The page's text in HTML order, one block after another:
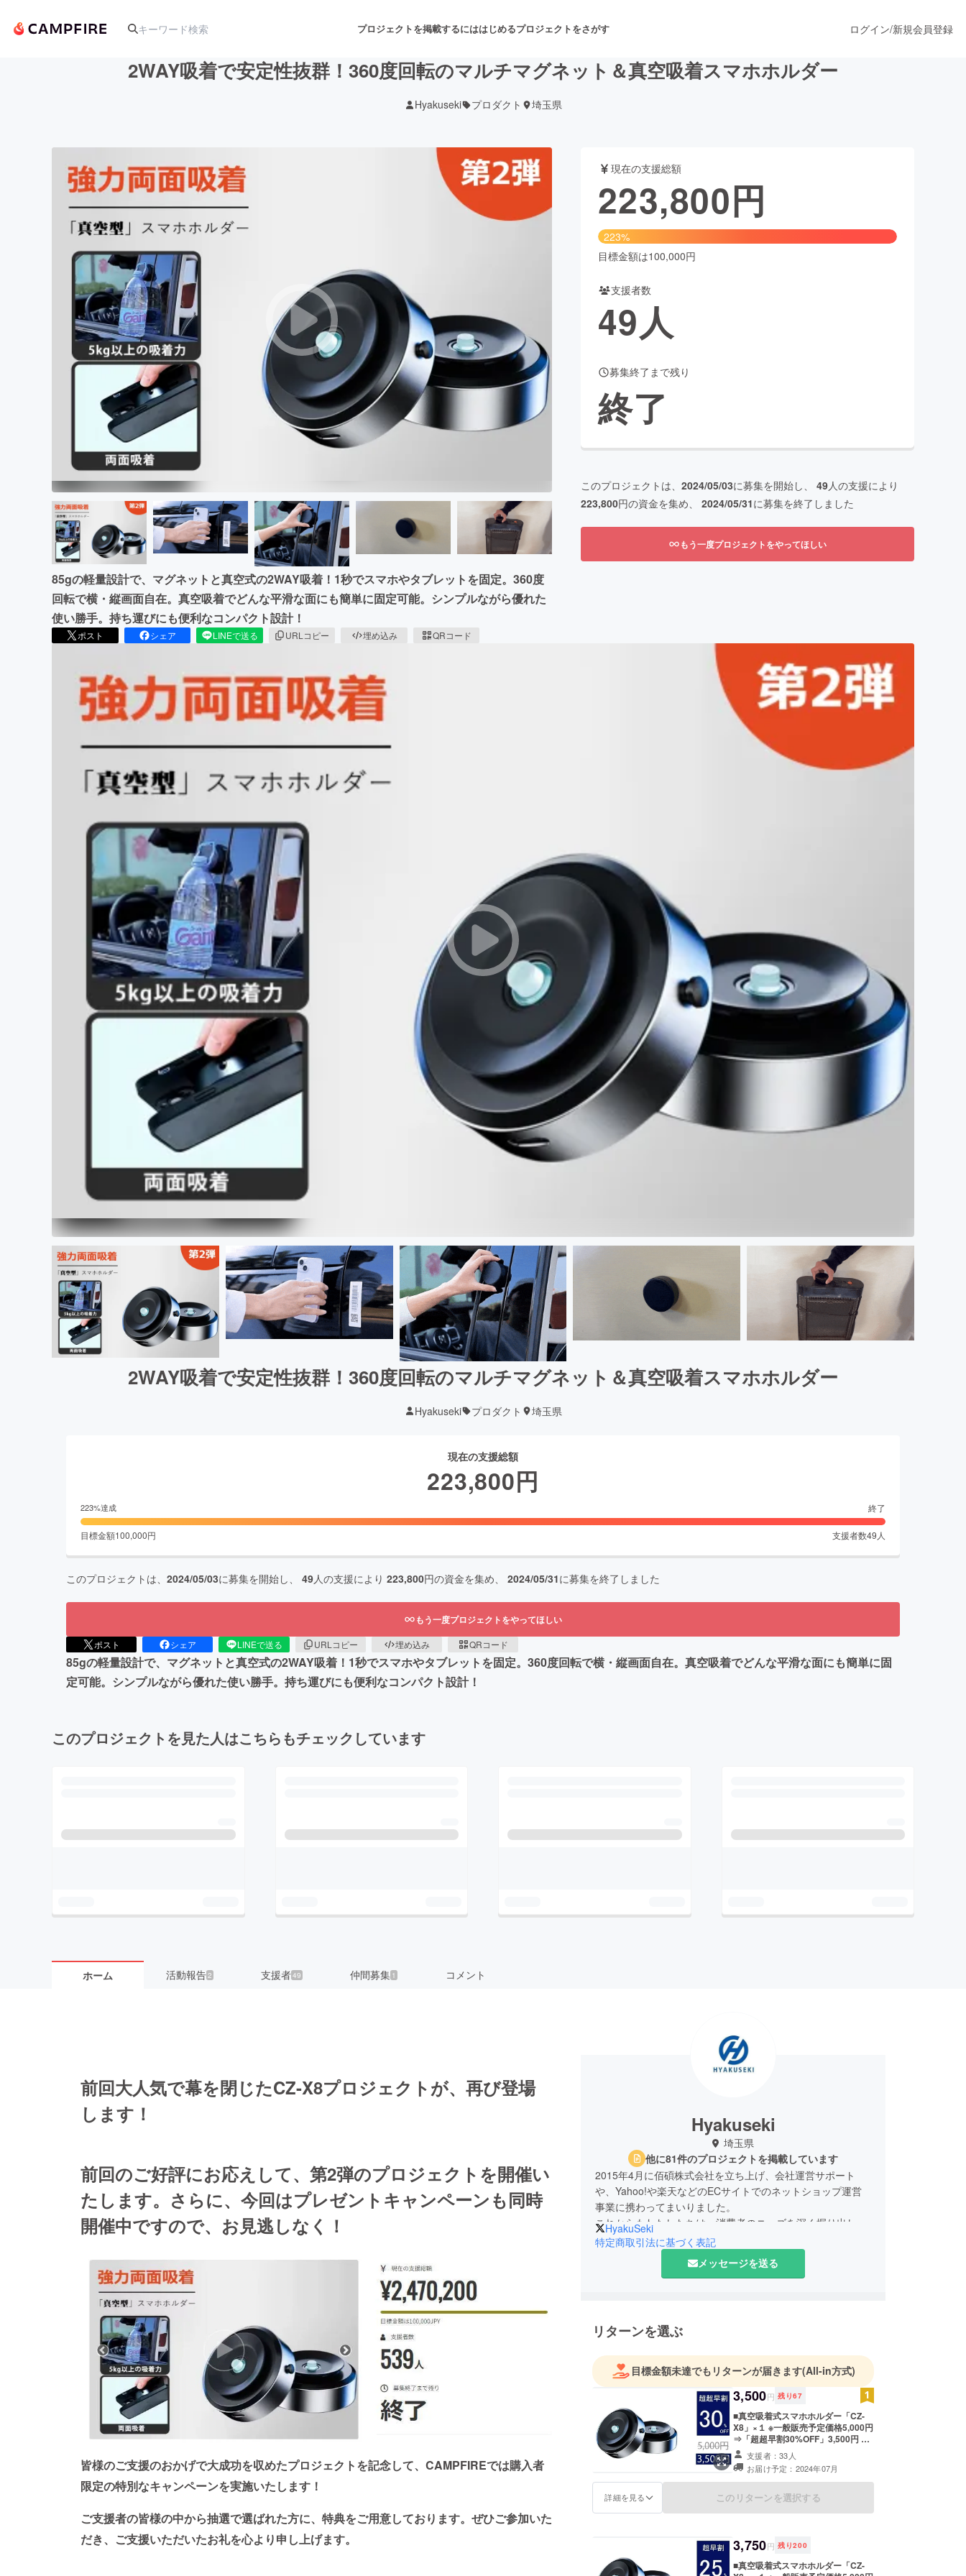
プロジェクトを掲載するにははじめるプロジェクトをさがす
アート・写真 舞台・パフォーマンス
フード・飲食店 ファッション
映像・映画
ビジネス・起業 チャレンジ ビューティー・ヘルスケア
まちづくり・地域活性化
CAMPFIRE for Social Good
CAMPFIRE Creation
CAMPFIREふるさと納税
コミュニティ
ログイン/新規会員登録
2WAY吸着で安定性抜群！360度回転のマルチマグネット＆真空吸着スマホホルダー
Hyakuseki プロダクト 埼玉県
85gの軽量設計で、マグネットと真空式の2WAY吸着！1秒でスマホやタブレットを固定。360度
回転で横・縦画面自在。真空吸着でどんな平滑な面にも簡単に固定可能。シンプルながら優れた
使い勝手。持ち運びにも便利なコンパクト設計！
ポスト シェア LINEで送る URLコピー 埋め込み QRコード
現在の支援総額
223,800円
223%
目標金額は100,000円
支援者数
49人
募集終了まで残り
終了
このプロジェクトは、 2024/05/03に募集を開始し、 49人の支援により
223,800円の資金を集め、 2024/05/31に募集を終了しました
もう一度プロジェクトをやってほしい
2WAY吸着で安定性抜群！360度回転のマルチマグネット＆真空吸着スマホホルダー
Hyakuseki プロダクト 埼玉県
現在の支援総額
223,800円
223%達成 終了
目標金額100,000円 支援者数49 人
このプロジェクトは、 2024/05/03に募集を開始し、 49人の支援により 223,800円の資金を集め、 2024/05/31に募集を終了しました
もう一度プロジェクトをやってほしい
ポスト シェア LINEで送る URLコピー 埋め込み QRコード
85gの軽量設計で、マグネットと真空式の2WAY吸着！1秒でスマホやタブレットを固定。360度回転で横・縦画面自在。真空吸着でどんな平滑な面にも簡単に固
定可能。シンプルながら優れた使い勝手。持ち運びにも便利なコンパクト設計！
このプロジェクトを見た人はこちらもチェックしています
ホーム 活動報告2 支援者49 仲間募集 1 コメント
前回大人気で幕を閉じたCZ-X8プロジェクトが、再び登場
します！
前回のご好評にお応えして、第2弾のプロジェクトを開催い
たします。さらに、今回はプレゼントキャンペーンも同時
開催中ですので、お見逃しなく！
皆様のご支援のおかげで大成功を収めたプロジェクトを記念して、CAMPFIREでは購入者
限定の特別なキャンペーンを実施いたします！
ご支援者の皆様の中から抽選で選ばれた方に、特典をご用意しております。ぜひご参加いた
だき、ご支援いただいたお礼を心より申し上げます。
Hyakuseki
埼玉県
他に81件のプロジェクトを掲載しています
2015年4月に佰碩株式会社を立ち上げ、会社運営サポート
や、Yahoo!や楽天などのECサイトでのネットショップ運営
事業に携わってまいりました。
これからもわたしたちは、消費者のニーズを深く掘り出し、
感動と驚きの商品をそろえ、暮らしが豊かになる良品をみな
さまにお届けいたします。
事業者の名称 佰碩株式会社
※こちらでは当該製品に対するお申し込み、質問等は受け付
業務責任者 松本 セツコ
HyakuSeki
特定商取引法に基づく表記
メッセージを送る
リターンを選ぶ
目標金額未達でもリターンが届きます(All-in方式)
3,500円 残り67
■真空吸着式スマホホルダー「CZ-
X8」×１ ※一般販売予定価格5,000円
⇒「超超早割30%OFF」3,500円 ※
カラーはブラック、シルバーの2色
からお選びいただけます。 ※お届け
時期は、生産、配送状況により遅れ
る可能性もございます。 ※税・送料
込の価格となります。 ※商品の仕
支援者：33人
お届け予定：2024年07月
詳細を見る このリターンを選択する
3,750円 残り200
■真空吸着式スマホホルダー「CZ-